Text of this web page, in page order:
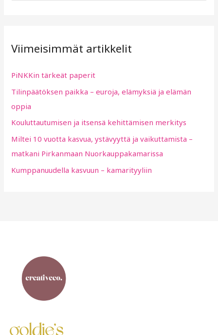
c
f
o
r
:
Viimeisimmät artikkelit
PiNKKin tärkeät paperit
Tilinpäätöksen paikka – euroja, elämyksiä ja elämän
oppia
Kouluttautumisen ja itsensä kehittämisen merkitys
Miltei 10 vuotta kasvua, ystävyyttä ja vaikuttamista –
matkani Pirkanmaan Nuorkauppakamarissa
Kumppanuudella kasvuun – kamarityyliin